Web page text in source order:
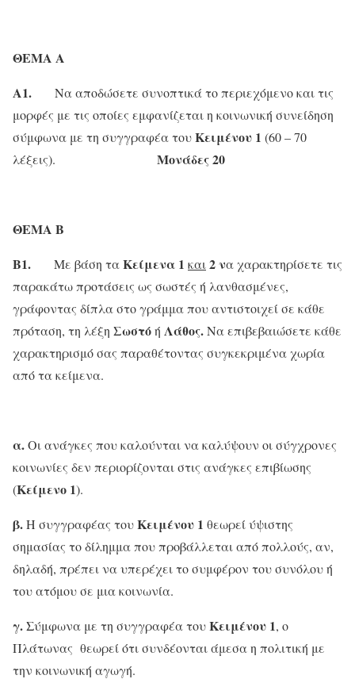
ΘΕΜΑ Α
Α1. Να αποδώσετε συνοπτικά το περιεχόμενο και τις
μορφές με τις οποίες εμφανίζεται η κοινωνική συνείδηση
σύμφωνα με τη συγγραφέα τουΚειμένου 1 (60 – 70
λέξεις). Μονάδες 20
ΘΕΜΑ Β
Β1. Με βάση ταΚείμενα 1 και2 να χαρακτηρίσετε τις
παρακάτω προτάσεις ως σωστές ή λανθασμένες,
γράφοντας δίπλα στο γράμμα που αντιστοιχεί σε κάθε
πρόταση, τη λέξη Σωστόή Λάθος.Να επιβεβαιώσετε κάθε
χαρακτηρισμό σας παραθέτοντας συγκεκριμένα χωρία
από τα κείμενα.
α.Οι ανάγκες που καλούνται να καλύψουν οι σύγχρονες
κοινωνίες δεν περιορίζονται στις ανάγκες επιβίωσης
(Κείμενο 1).
β.Η συγγραφέας τουΚειμένου 1 θεωρεί ύψιστης
σημασίας το δίλημμα που προβάλλεται από πολλούς, αν,
δηλαδή, πρέπει να υπερέχει το συμφέρον του συνόλου ή
του ατόμου σε μια κοινωνία.
γ.Σύμφωνα με τη συγγραφέα τουΚειμένου 1, ο
Πλάτωνας θεωρεί ότι συνδέονται άμεσα η πολιτική με
την κοινωνική αγωγή.